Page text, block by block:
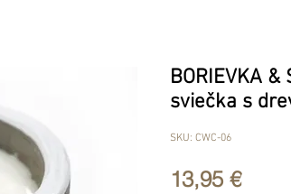
BORIEVKA &
sviečka s
SKU: CWC-06
13,95 €Price